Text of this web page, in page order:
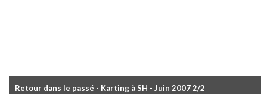
Retour dans le passé - Karting à SH - Juin 2007 2/2